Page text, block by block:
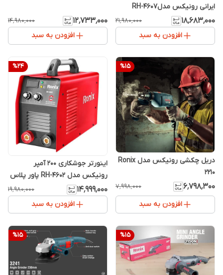
ایرانی رونیکس مدلRH-4607
۱۸٬۶۸۳٬۰۰۰ ۲۱٬۹۸۰٬۰۰۰
افزودن به سبد
۱۲٬۷۳۳٬۰۰۰ ۱۴٬۹۸۰٬۰۰۰
افزودن به سبد
%15
دریل چکشی رونیکس مدل Ronix
2210
۶٬۷۹۸٬۳۰۰ ۷٬۹۹۸٬۰۰۰
افزودن به سبد
%24
اینورتر جوشکاری 200 آمپر
رونیکس مدل RH-4602 پاور پلاس
۱۴٬۹۹۹٬۰۰۰ ۱۹٬۹۸۰٬۰۰۰
افزودن به سبد
%15
%15